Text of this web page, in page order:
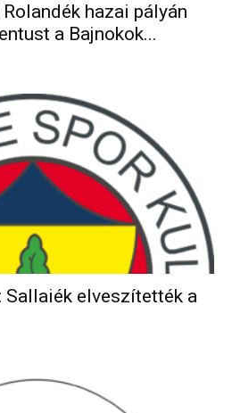
hazai pályán
a Bajnokok...
Sallaiék elveszítették a